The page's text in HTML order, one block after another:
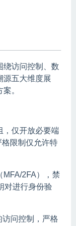
绕访问控制、数
源五大维度展
。
，仅开放必要端
限制仅允许特
2FA），禁
对进行身份验
问控制，严格